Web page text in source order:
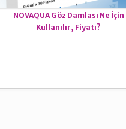
NOVAQUA Göz Damlası Ne İçin
Kullanılır, Fiyatı?